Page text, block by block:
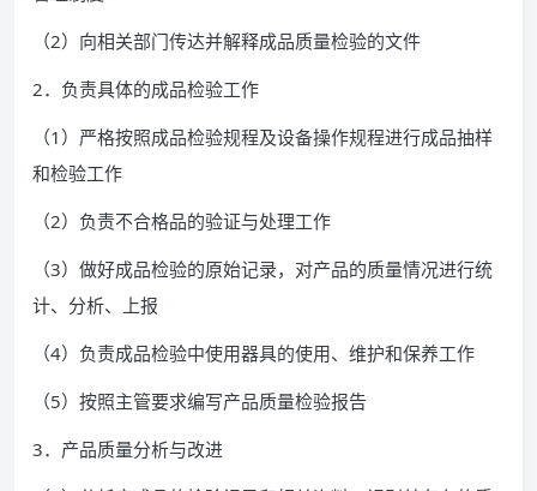
（2）向相关部门传达并解释成品质量检验的文件
2．负责具体的成品检验工作
（1）严格按照成品检验规程及设备操作规程进行成品抽样
和检验工作
（2）负责不合格品的验证与处理工作
（3）做好成品检验的原始记录，对产品的质量情况进行统
计、分析、上报
（4）负责成品检验中使用器具的使用、维护和保养工作
（5）按照主管要求编写产品质量检验报告
3．产品质量分析与改进